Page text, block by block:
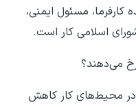
کارفرما، مسئول ایمنی،
اسلامی کار است.
می‌دهند؟
در محیط‌های کار کاهش